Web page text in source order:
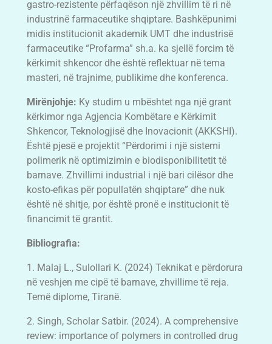
gastro-rezistente përfaqëson një zhvillim të ri në
industrinë farmaceutike shqiptare. Bashkëpunimi
midis institucionit akademik UMT dhe industrisë
farmaceutike “Profarma” sh.a. ka sjellë forcim të
kërkimit shkencor dhe është reflektuar në tema
masteri, në trajnime, publikime dhe konferenca.
Mirënjohje: Ky studim u mbështet nga një grant
kërkimor nga Agjencia Kombëtare e Kërkimit
Shkencor, Teknologjisë dhe Inovacionit (AKKSHI).
Është pjesë e projektit “Përdorimi i një sistemi
polimerik në optimizimin e biodisponibilitetit të
barnave. Zhvillimi industrial i një bari cilësor dhe
kosto-efikas për popullatën shqiptare” dhe nuk
është në shitje, por është pronë e institucionit të
financimit të grantit.
Bibliografia:
1. Malaj L., Sulollari K. (2024) Teknikat e përdorura
në veshjen me cipë të barnave, zhvillime të reja.
Temë diplome, Tiranë.
2. Singh, Scholar Satbir. (2024). A comprehensive
review: importance of polymers in controlled drug